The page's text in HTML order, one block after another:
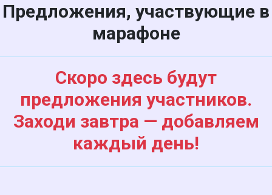
Предложения, участвующие в
марафоне
Скоро здесь будут
предложения участников.
Заходи завтра — добавляем
каждый день!